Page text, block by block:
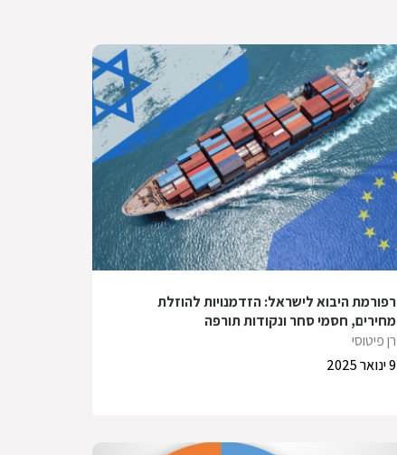
רפורמת היבוא לישראל: הזדמנויות להוזלת
מחירים, חסמי סחר ונקודות תורפה
רן פיטוסי
9 ינואר 2025